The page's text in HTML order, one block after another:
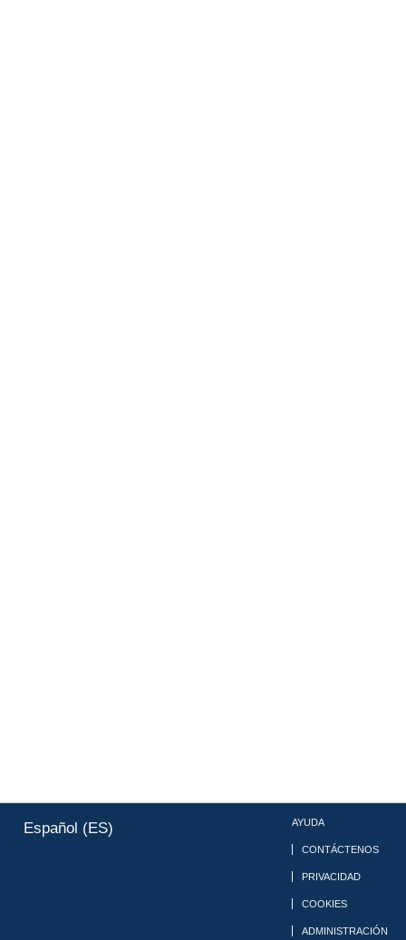
Español (ES) AYUDA
CONTÁCTENOS
PRIVACIDAD
COOKIES
ADMINISTRACIÓN